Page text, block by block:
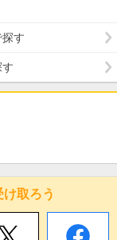
す
取ろう